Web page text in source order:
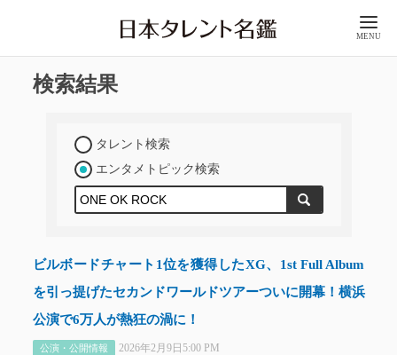
MENU
検索結果
タレント検索
エンタメトピック検索
ビルボードチャート1位を獲得したXG、1st Full Album
を引っ提げたセカンドワールドツアーついに開幕！横浜
公演で6万人が熱狂の渦に！
公演・公開情報 2026年2月9日5:00 PM